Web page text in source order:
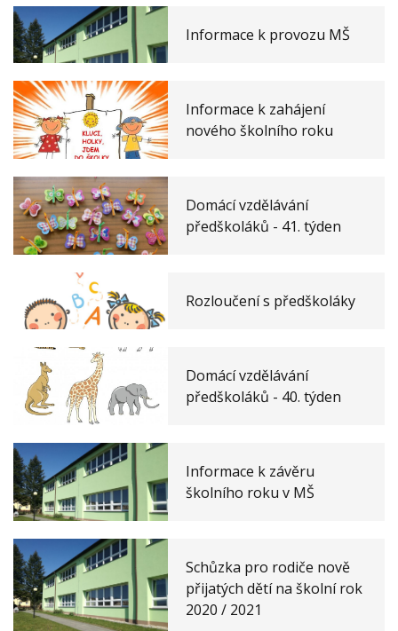
Informace k provozu MŠ
Informace k zahájení
nového školního roku
Domácí vzdělávání
předškoláků - 41. týden
Rozloučení s předškoláky
Domácí vzdělávání
předškoláků - 40. týden
Informace k závěru
školního roku v MŠ
Schůzka pro rodiče nově
přijatých dětí na školní rok
2020 / 2021